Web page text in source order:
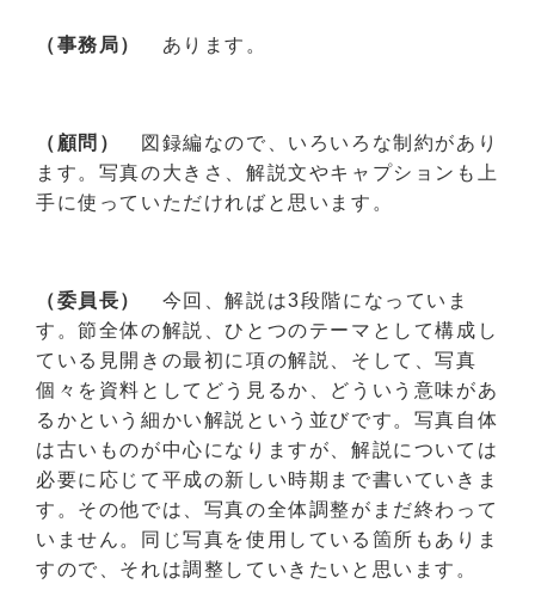
（事務局） あります。
（顧問）
図録編なので、いろいろな制約があり
ます。写真の大きさ、解説文やキャプションも上
手に使っていただければと思います。
（委員長） 今回、解説は3段階になっていま
す。節全体の解説、ひとつのテーマとして構成し
ている見開きの最初に項の解説、そして、写真
個々を資料としてどう見るか、どういう意味があ
るかという細かい解説という並びです。写真自体
は古いものが中心になりますが、解説については
必要に応じて平成の新しい時期まで書いていきま
す。その他では、写真の全体調整がまだ終わって
いません。同じ写真を使用している箇所もありま
すので、それは調整していきたいと思います。